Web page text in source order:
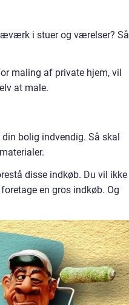
i stuer og værelser? Så
maling af private hjem, vil
at male.
bolig indvendig. Så skal
disse indkøb. Du vil ikke
en gros indkøb. Og